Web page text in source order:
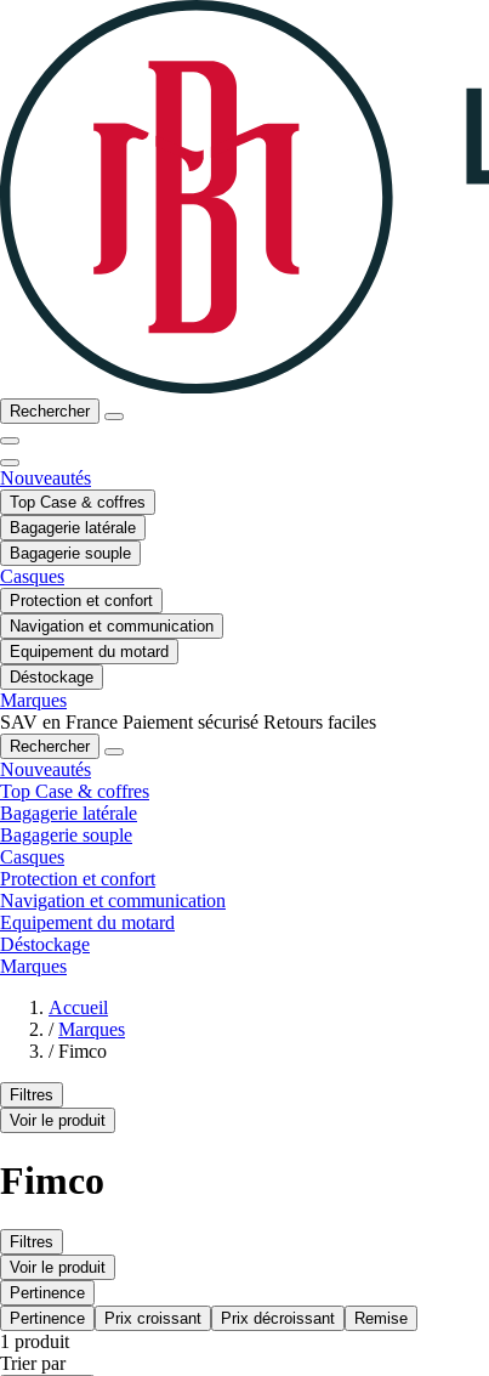
Rechercher
Nouveautés
Top Case & coffres
Bagagerie latérale
Bagagerie souple
Casques
Protection et confort
Navigation et communication
Equipement du motard
Déstockage
Marques
SAV en France Paiement sécurisé Retours faciles
Rechercher
Nouveautés
Top Case & coffres
Bagagerie latérale
Bagagerie souple
Casques
Protection et confort
Navigation et communication
Equipement du motard
Déstockage
Marques
Accueil
/ Marques
/ Fimco
Filtres
Voir le produit
Fimco
Filtres
Voir le produit
Pertinence
Pertinence
Prix croissant Prix décroissant Remise
1 produit
Trier par